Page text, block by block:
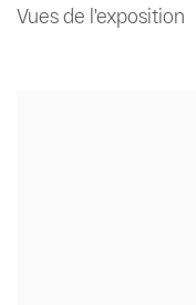
Vues de l'exposition